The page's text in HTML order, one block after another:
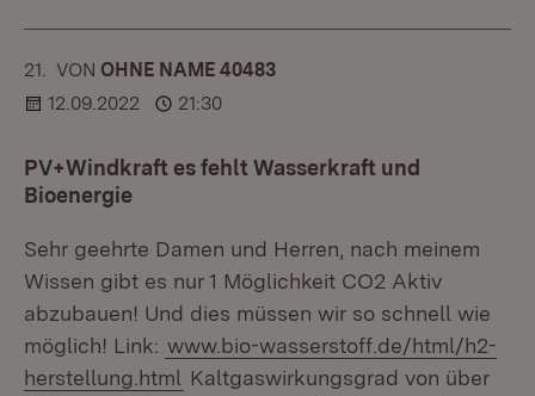
21. KOMMENTAR
VON :OHNE NAME 40483
12.09.2022
21:30
PV+Windkraft es fehlt Wasserkraft und
Bioenergie
Sehr geehrte Damen und Herren, nach meinem
Wissen gibt es nur 1 Möglichkeit CO2 Aktiv
abzubauen! Und dies müssen wir so schnell wie
möglich! Link: www.bio-wasserstoff.de/html/h2-
herstellung.html Kaltgaswirkungsgrad von über